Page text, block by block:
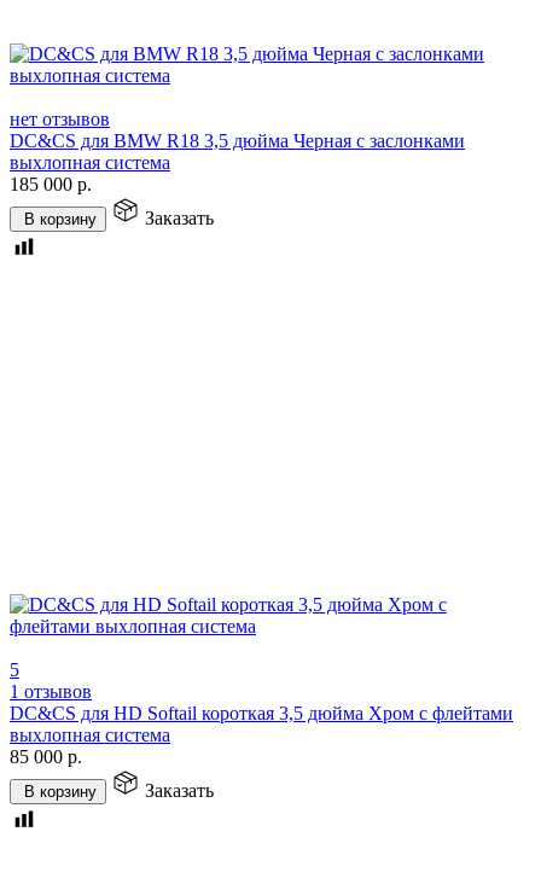
нет отзывов
DC&CS для BMW R18 3,5 дюйма Черная с заслонками
выхлопная система
185 000 р.
В корзину Заказать
5
1 отзывов
DC&CS для HD Softail короткая 3,5 дюйма Хром с флейтами
выхлопная система
85 000 р.
В корзину Заказать